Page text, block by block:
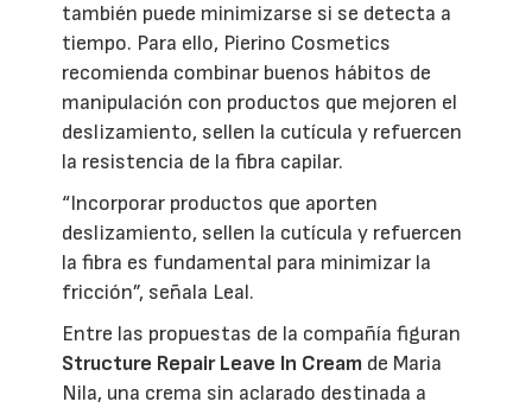
también puede minimizarse si se detecta a
tiempo. Para ello, Pierino Cosmetics
recomienda combinar buenos hábitos de
manipulación con productos que mejoren el
deslizamiento, sellen la cutícula y refuercen
la resistencia de la fibra capilar.
“Incorporar productos que aporten
deslizamiento, sellen la cutícula y refuercen
la fibra es fundamental para minimizar la
fricción”, señala Leal.
Entre las propuestas de la compañía figuran
Structure Repair Leave In Cream de Maria
Nila, una crema sin aclarado destinada a